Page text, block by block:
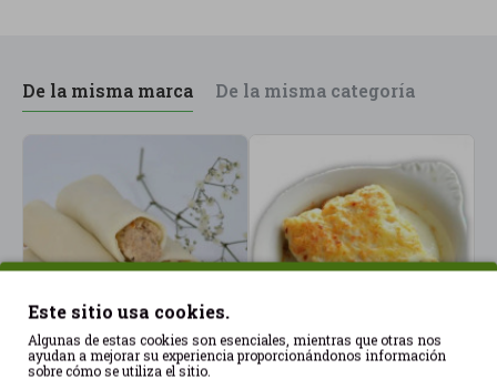
De la misma marca De la misma categoría
Este sitio usa cookies.
Algunas de estas cookies son esenciales, mientras que otras nos
ayudan a mejorar su experiencia proporcionándonos información
sobre cómo se utiliza el sitio.